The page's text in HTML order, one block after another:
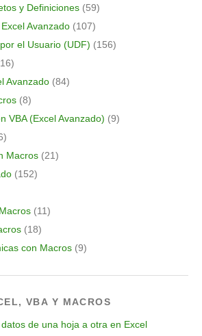
y Definiciones (59)
Avanzado (107)
el Usuario (UDF) (156)
Avanzado (84)
(8)
VBA (Excel Avanzado) (9)
Macros (21)
(152)
(11)
(18)
con Macros (9)
VBA Y MACROS
de una hoja a otra en Excel